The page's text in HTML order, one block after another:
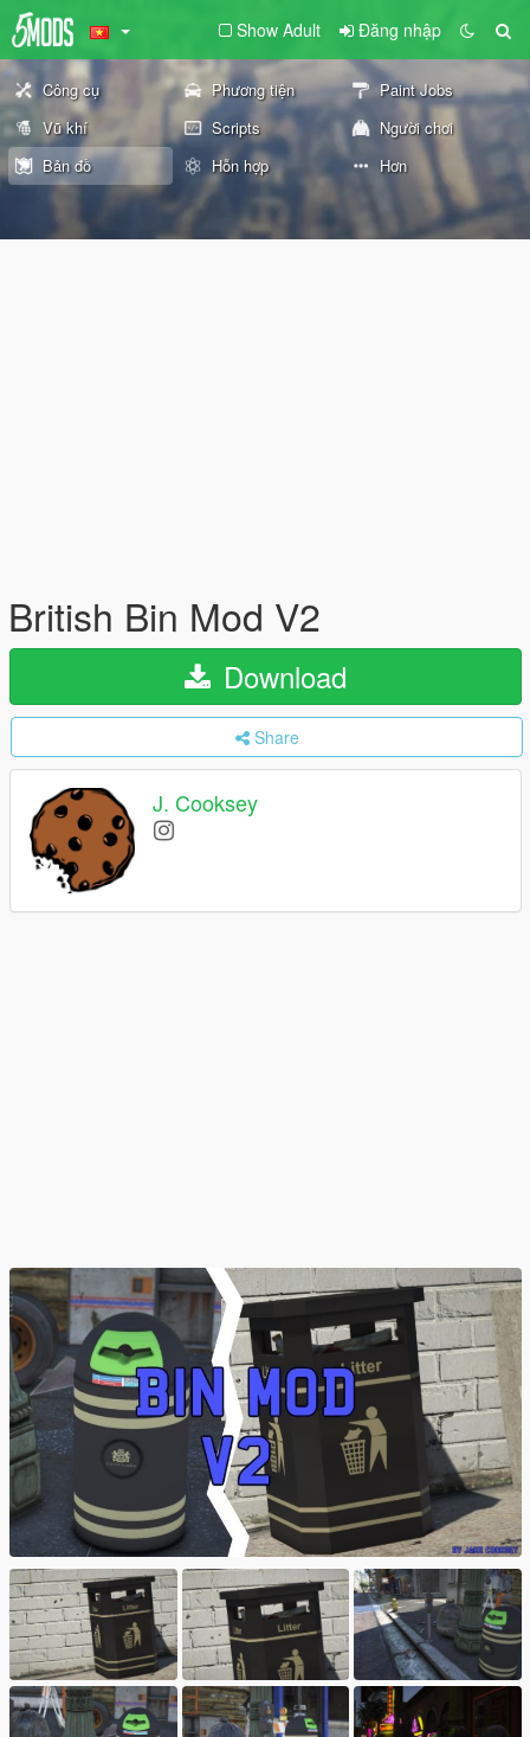
Show Adult Đăng nhập
Công cụ Phương tiện
Paint Jobs
Vũ khí
Scripts
Người chơi
Bản đồ
Hỗn hợp Hơn
British Bin Mod V2
Download
Share
J. Cooksey